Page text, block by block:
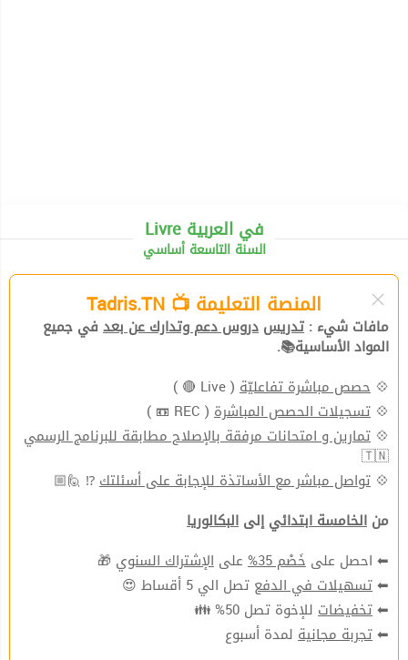
Livre في العربية
السنة التاسعة أساسي
المنصة التعليمة 📺 Tadris.TN
مافات شيء : تدريس دروس دعم وتدارك عن بعد في جميع
المواد الأساسية📚.
💠 حصص مباشرة تفاعليّة ( Live 🔴 )
💠 تسجيلات الحصص المباشرة ( REC 📼 )
💠 تمارين و امتحانات مرفقة بالإصلاح مطابقة للبرنامج الرسمي
🇹🇳
💠 تواصل مباشر مع الأساتذة للإجابة على أسئلتك⁉ 🙋🏼
من الخامسة ابتدائي إلى البكالوريا
⬅ احصل على خَصْم 35% على الإشتراك السنوي 🎁
⬅تسهيلات في الدفع تصل الي 5 أقساط 😍
⬅تخفيضات للإخوة تصل 50% 👪
⬅تجربة مجانية لمدة أسبوع